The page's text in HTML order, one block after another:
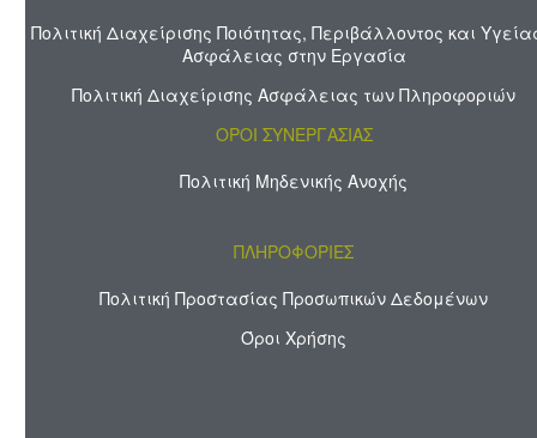
Πολιτική Διαχείρισης Ποιότητας, Περιβάλλοντος και
Ασφάλειας στην Εργασία
Πολιτική Διαχείρισης Ασφάλειας των Πληροφοριών
ΟΡΟΙ ΣΥΝΕΡΓΑΣΙΑΣ
Πολιτική Μηδενικής Ανοχής
ΠΛΗΡΟΦΟΡΙΕΣ
Πολιτική Προστασίας Προσωπικών Δεδομένων
Όροι Χρήσης